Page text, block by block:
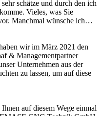
schätze und durch den ich
Vieles, was Sie
Manchmal wünsche ich…
wir im März 2021 den
& Managementpartner
Unternehmen aus der
zu lassen, um auf diese
auf diesem Wege einmal